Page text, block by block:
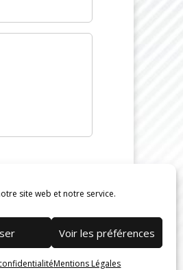
site web et notre service.
Voir les préférences
Mentions Légales